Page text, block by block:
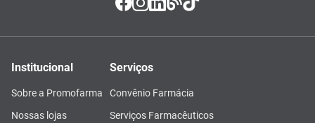
Institucional
Sobre a Promofarma
Nossas lojas
Serviços
Convênio Farmácia
Serviços Farmacêuticos